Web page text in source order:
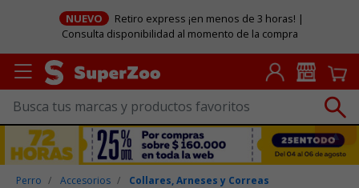
NUEVO
Retiro express ¡en menos de 3 horas! |
Consulta disponibilidad al momento de la compra
Perro Accesorios Collares, Arneses y Correas